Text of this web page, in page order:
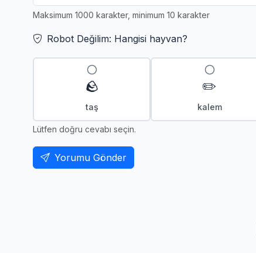
Maksimum 1000 karakter, minimum 10 karakter
Robot Değilim: Hangisi hayvan?
🪨
taş
✏️
kalem
Lütfen doğru cevabı seçin.
Yorumu Gönder